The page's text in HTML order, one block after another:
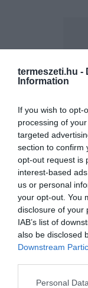
termeszeti.hu -
Information
If you wish to opt-
processing of
targeted
section to confirm
opt-out request is
interest-based
us or personal
your opt-out. You
disclosure of your
IAB’s list of
also be disclosed
Downstream
Please note that
Personal
KÜLÖNLEGES
RENGETEG A
HASONLÓ